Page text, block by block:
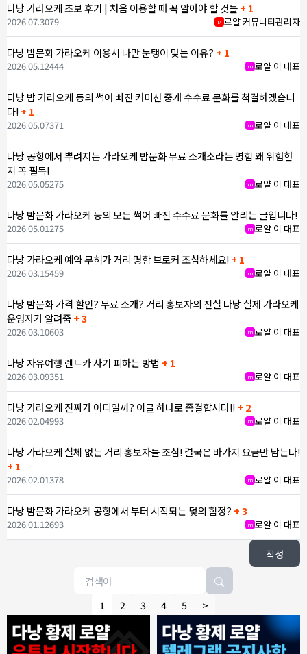
다낭 가라오케 초보 후기 | 처음 이용할 때 꼭 알아야 할 것들+ 1
M 로얄 커뮤니티관리자
2026.07.3079
다낭 밤문화 가라오케 이용시 나만 눈탱이 맞는 이유? + 1
m 로얄 이 대표
2026.05.12444
다낭 밤 가라오케 등의 썩어 빠진 커미션 중개 수수료 문화를 척결하겠습니
다! + 1
m 로얄 이 대표
2026.05.07371
다낭 공항에서 뿌려지는 가라오케 밤문화 무료 소개소라는 명함 왜 위험한
지 꼭 필독!
m 로얄 이 대표
2026.05.05275
다낭 밤문화 가라오케 등의 모든 썩어 빠진 수수료 문화를 알리는 글입니다!
m 로얄 이 대표
2026.05.01275
다낭 가라오케 예약 무허가 거리 명함 브로커 조심하세요! + 1
m 로얄 이 대표
2026.03.15459
다낭 밤문화 가격 할인? 무료 소개? 거리 홍보자의 진실 다낭 실제 가라오케
운영자가 알려줌+ 3
m 로얄 이 대표
2026.03.10603
다낭 자유여행 렌트카 사기 피하는 방법 + 1
m 로얄 이 대표
2026.03.09351
다낭 가라오케 진짜가 어디일까? 이글 하나로 종결합시다!! + 2
m 로얄 이 대표
2026.02.04993
다낭 가라오케 실체 없는 거리 홍보자들 조심! 결국은 바가지 요금만 남는다!
+ 1
m 로얄 이 대표
2026.02.01378
다낭 밤문화 가라오케 공항에서 부터 시작되는 덫의 함정? + 3
m 로얄 이 대표
2026.01.12693
작성
1 2 3 4 5 >